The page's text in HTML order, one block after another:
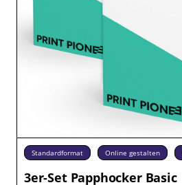
Standardformat Online gestalten
3er-Set Papphocker Basic